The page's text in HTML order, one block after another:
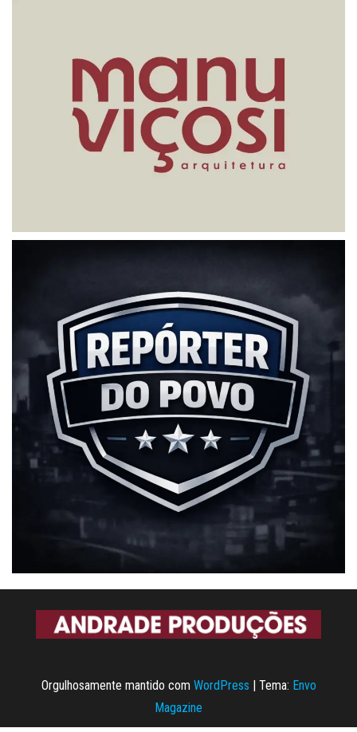
Orgulhosamente mantido com WordPress | Tema: Envo
Magazine